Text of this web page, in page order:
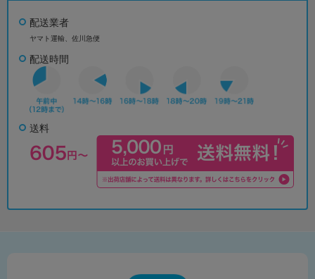
配送業者
ヤマト運輸、佐川急便
配送時間
送料